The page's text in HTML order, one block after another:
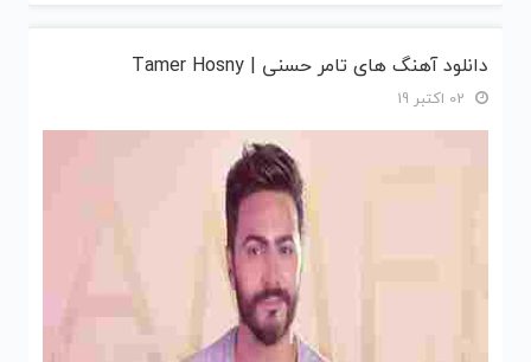
دانلود آهنگ های تامر حسنی | Tamer Hosny